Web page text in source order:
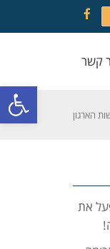
פתח
Facebook
קשר
הארגון
את